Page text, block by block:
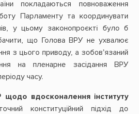
покладаються повноваження
Парламенту та координувати
у цьому законопроєкті було б
що Голова ВРУ не ухвалює
з цього приводу, а зобов’язаний
на пленарне засідання ВРУ
часу.
вдосконалення інституту
конституційний підхід до